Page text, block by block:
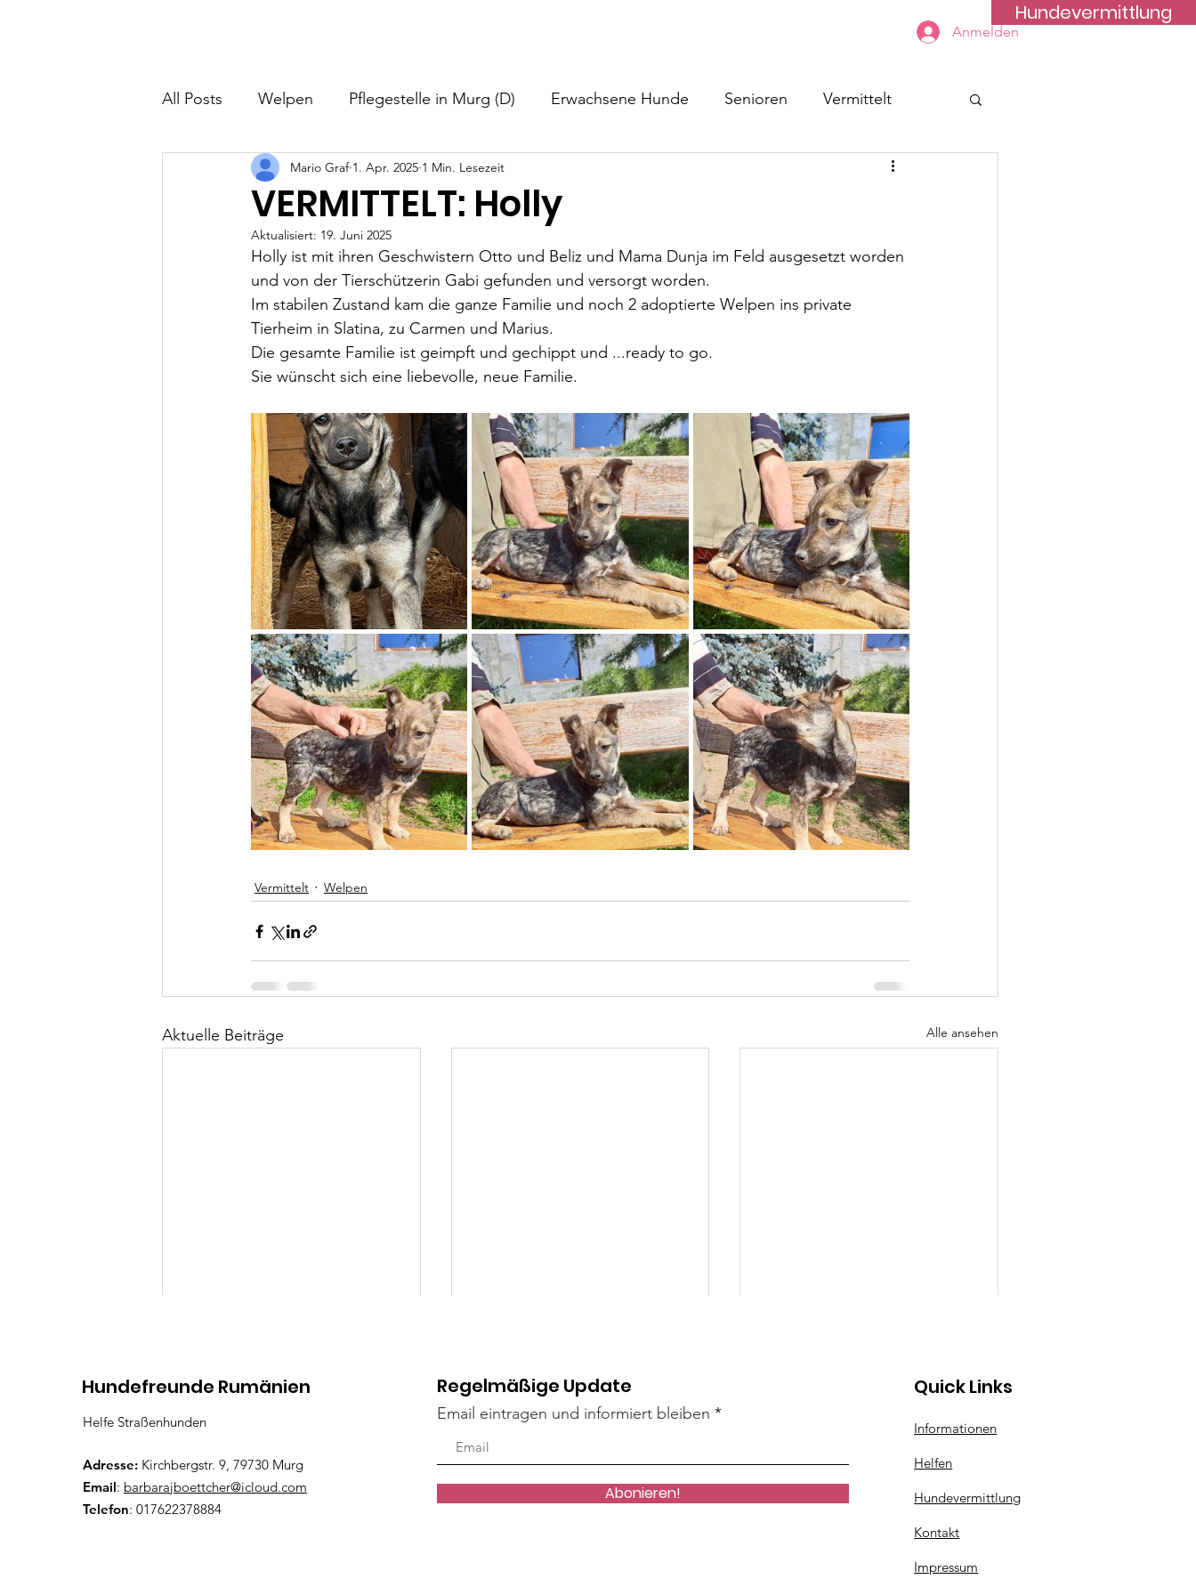
Hundevermittlung
Anmelden
All Posts Welpen Pflegestelle in Murg (D) Erwachsene Hunde Senioren Vermittelt
VERMITTELT: Holly
Mario Graf 1. Apr. 2025 1 Min. Lesezeit
Aktualisiert: 19. Juni 2025
Holly ist mit ihren Geschwistern Otto und Beliz und Mama Dunja im Feld ausgesetzt worden
und von der Tierschützerin Gabi gefunden und versorgt worden.
Im stabilen Zustand kam die ganze Familie und noch 2 adoptierte Welpen ins private
Tierheim in Slatina, zu Carmen und Marius.
Die gesamte Familie ist geimpft und gechippt und ...ready to go.
Sie wünscht sich eine liebevolle, neue Familie.
Vermittelt Welpen
Aktuelle Beiträge Alle ansehen
Lenny Mäxle
Hundefreunde Rumänien
Helfe Straßenhunden
Adresse: Kirchbergstr. 9, 79730 Murg
Email: barbarajboettcher@icloud.com
Telefon: 017622378884
Regelmäßige Update
Email eintragen und informiert bleiben
Abonieren!
Quick Links
Informationen
Helfen
Hundevermittlung
Kontakt
Impressum